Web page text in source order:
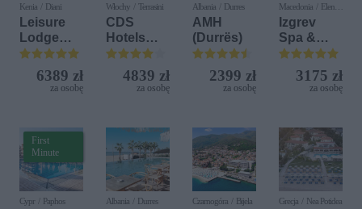
Kenia / Diani
Leisure
Lodge
Beach &
Golf
Resort by
6389 zł
za osobę
Włochy / Terrasini
CDS
Hotels
Terrasini
(ex. Citta
del Mare)
4839 zł
za osobę
Albania / Durres
AMH
(Durrës)
2399 zł
za osobę
Macedonia / Elen
Kamen
Izgrev
Spa &
Aquapark
3175 zł
za osobę
First
Minute
Cypr / Paphos Albania / Durres Czarnogóra / Bijela Grecja / Nea Potidea